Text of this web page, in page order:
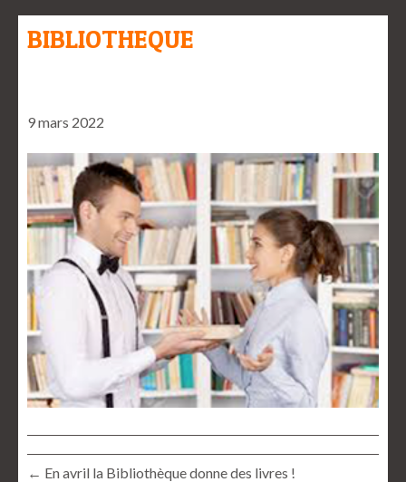
BIBLIOTHEQUE
9 mars 2022
← En avril la Bibliothèque donne des livres !